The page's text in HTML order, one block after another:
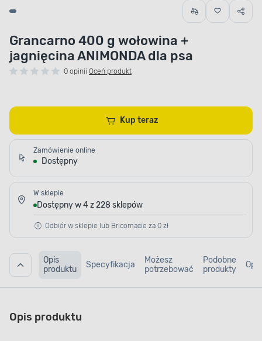
Grancarno 400 g wołowina +
jagnięcina ANIMONDA dla psa
0 opinii Oceń produkt
Kup teraz
Zamówienie online
Dostępny
W sklepie
Dostępny w 4 z 228 sklepów
Odbiór w sklepie lub Bricomacie za 0 zł
Opis
produktu
Specyfikacja
Możesz
potrzebować
Podobne
produkty
Opis produktu